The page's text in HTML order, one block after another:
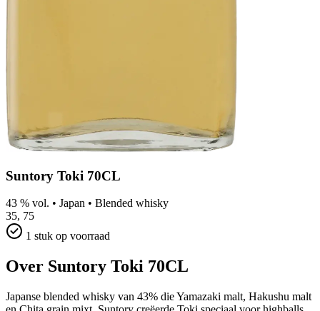
Suntory Toki 70CL
43 % vol. • Japan • Blended whisky
35, 75
1 stuk op voorraad
Over Suntory Toki 70CL
Japanse blended whisky van 43% die Yamazaki malt, Hakushu malt